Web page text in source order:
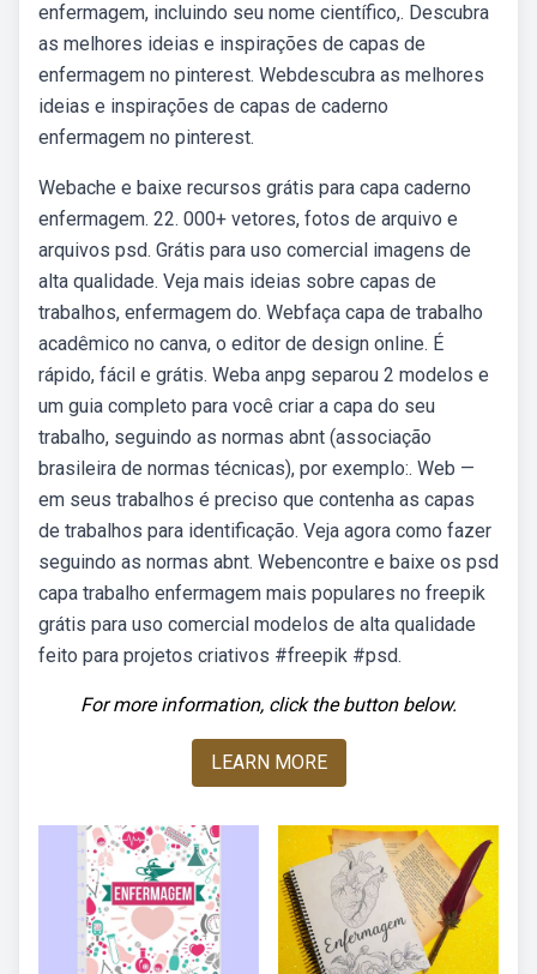
enfermagem, incluindo seu nome científico,. Descubra
as melhores ideias e inspirações de capas de
enfermagem no pinterest. Webdescubra as melhores
ideias e inspirações de capas de caderno
enfermagem no pinterest.
Webache e baixe recursos grátis para capa caderno
enfermagem. 22. 000+ vetores, fotos de arquivo e
arquivos psd. Grátis para uso comercial imagens de
alta qualidade. Veja mais ideias sobre capas de
trabalhos, enfermagem do. Webfaça capa de trabalho
acadêmico no canva, o editor de design online. É
rápido, fácil e grátis. Weba anpg separou 2 modelos e
um guia completo para você criar a capa do seu
trabalho, seguindo as normas abnt (associação
brasileira de normas técnicas), por exemplo:. Web —
em seus trabalhos é preciso que contenha as capas
de trabalhos para identificação. Veja agora como fazer
seguindo as normas abnt. Webencontre e baixe os psd
capa trabalho enfermagem mais populares no freepik
grátis para uso comercial modelos de alta qualidade
feito para projetos criativos #freepik #psd.
For more information, click the button below.
LEARN MORE